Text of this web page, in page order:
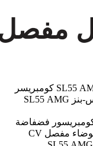
ضجيج في عمود التوجيه لسيارة مرسيدس-بنز SL55 AMG